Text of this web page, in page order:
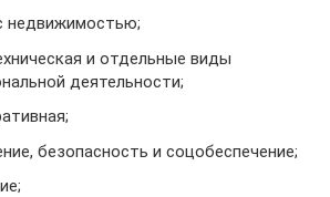
недвижимостью;
и отдельные виды
деятельности;
безопасность и соцобеспечение;